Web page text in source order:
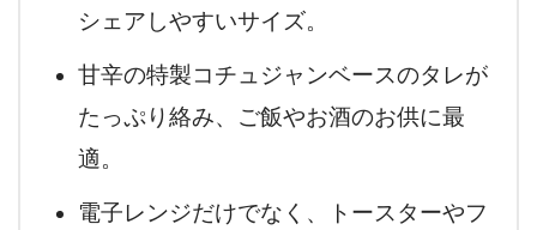
シェアしやすいサイズ。
甘辛の特製コチュジャンベースのタレが
たっぷり絡み、ご飯やお酒のお供に最
適。
電子レンジだけでなく、トースターやフ